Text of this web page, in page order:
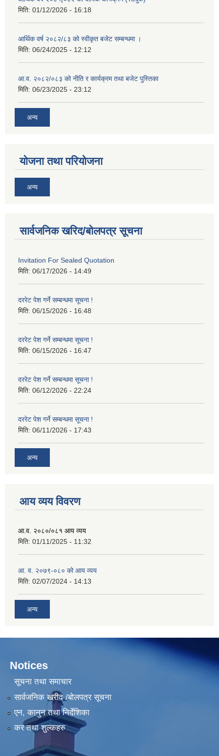
मिति: 01/12/2026 - 16:18
आर्थिक वर्ष २०८२/८३ को स्वीकृत बजेट सम्बन्धमा ।
मिति: 06/24/2025 - 12:12
आ.व. २०८२/०८३ को नीति र कार्यक्रम तथा बजेट पुस्तिका
मिति: 06/23/2025 - 23:12
अन्य
योजना तथा परियोजना
अन्य
सार्वजनिक खरिद/बोलपत्र सूचना
Invitation For Sealed Quotation
मिति: 06/17/2026 - 14:49
दररेट पेश गर्ने सम्बन्धमा सूचना !
मिति: 06/15/2026 - 16:48
दररेट पेश गर्ने सम्बन्धमा सूचना !
मिति: 06/15/2026 - 16:47
दररेट पेश गर्ने सम्बन्धमा सूचना !
मिति: 06/12/2026 - 22:24
दररेट पेश गर्ने सम्बन्धमा सूचना !
मिति: 06/11/2026 - 17:43
अन्य
आय व्यय विवरण
आ.व. २०८०/०८१ आय व्यय
मिति: 01/11/2025 - 11:32
आ. व. २०७९-०८० को आय व्यय
मिति: 02/07/2024 - 14:13
अन्य
Notices
सूचना तथा समाचार
सार्वजनिक खरीद /बोलपत्र सूचना
एन, कानुन तथा निर्देशिका
कर तथा शुल्कहरु